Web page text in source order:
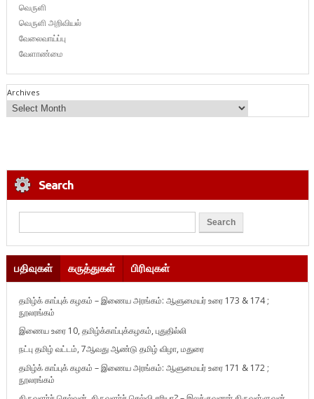
வெருளி
வெருளி அறிவியல்
வேலைவாய்ப்பு
வேளாண்மை
Archives
Search
பதிவுகள் கருத்துகள் பிரிவுகள்
தமிழ்க் காப்புக் கழகம் – இணைய அரங்கம்: ஆளுமையர் உரை 173 & 174 ;
நூலரங்கம்
இணைய உரை 10, தமிழ்க்காப்புக்கழகம், புதுதில்லி
நட்பு தமிழ் வட்டம், 7ஆவது ஆண்டு தமிழ் விழா, மதுரை
தமிழ்க் காப்புக் கழகம் – இணைய அரங்கம்: ஆளுமையர் உரை 171 & 172 ;
நூலரங்கம்